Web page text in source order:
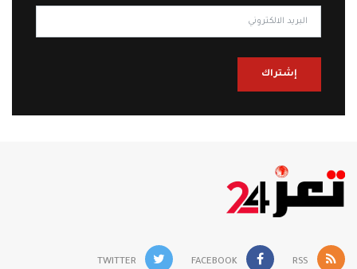
إشتراك
RSS
FACEBOOK
TWITTER